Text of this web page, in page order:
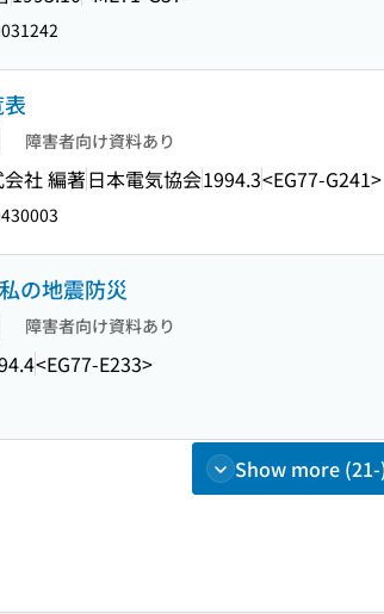
障害者向け資料あり
社 編著日本電気協会1994.3<EG77-G241>
の地震防災
障害者向け資料あり
<EG77-E233>
Show more